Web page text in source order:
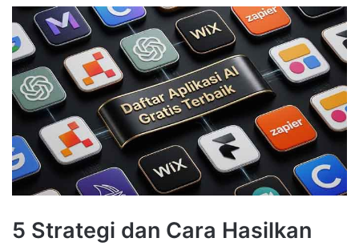
5 Strategi dan Cara Hasilkan